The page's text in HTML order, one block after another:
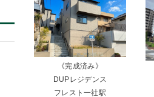
《完成済み》
DUPレジデンス
フレスト一社駅